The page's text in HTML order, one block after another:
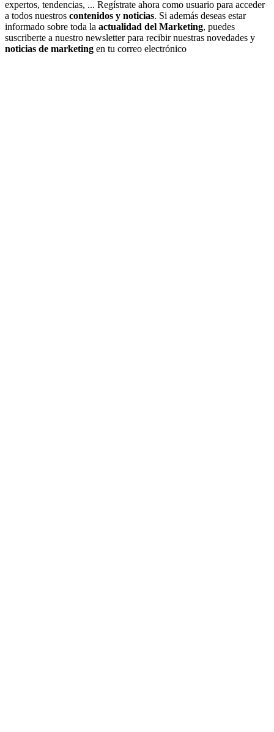
expertos, tendencias, ... Regístrate ahora como usuario para acceder
a todos nuestros contenidos y noticias. Si además deseas estar
informado sobre toda la actualidad del Marketing, puedes
suscriberte a nuestro newsletter para recibir nuestras novedades y
noticias de marketing en tu correo electrónico